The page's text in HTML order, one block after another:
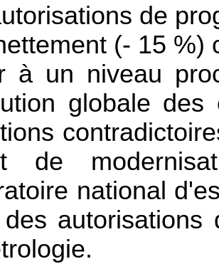
de
(- 15 %)
à un niveau
globale
de
national
autorisations